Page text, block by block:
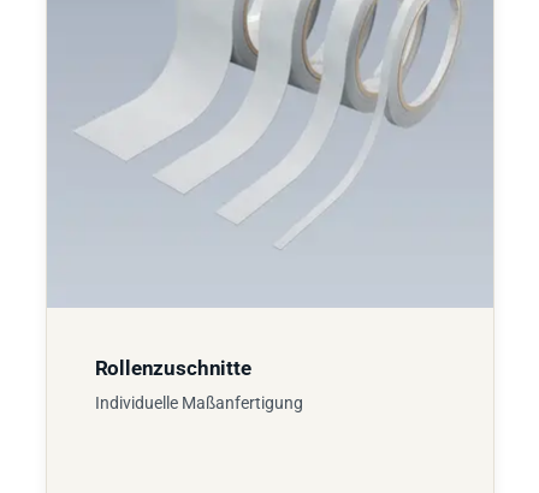
Rollenzuschnitte
Individuelle Maßanfertigung